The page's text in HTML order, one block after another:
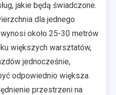
jakie będą świadczone.
dla jednego
około 25-30 metrów
większych warsztatów,
jednocześnie,
odpowiednio większa.
przestrzeni na